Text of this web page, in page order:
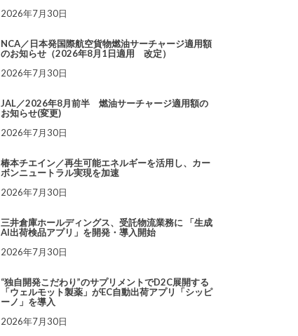
2026年7月30日
NCA／日本発国際航空貨物燃油サーチャージ適用額
のお知らせ（2026年8月1日適用 改定）
2026年7月30日
JAL／2026年8月前半 燃油サーチャージ適用額の
お知らせ(変更)
2026年7月30日
椿本チエイン／再生可能エネルギーを活用し、カー
ボンニュートラル実現を加速
2026年7月30日
三井倉庫ホールディングス、受託物流業務に 「生成
AI出荷検品アプリ」を開発・導入開始
2026年7月30日
“独自開発こだわり”のサプリメントでD2C展開する
「ウェルモット製薬」がEC自動出荷アプリ「シッピ
ーノ」を導入
2026年7月30日